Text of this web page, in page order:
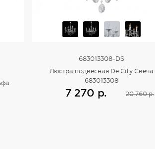
683013308-DS
Люстра подвесная De City Свеча
683013308
7 270 р.
20 760 р.